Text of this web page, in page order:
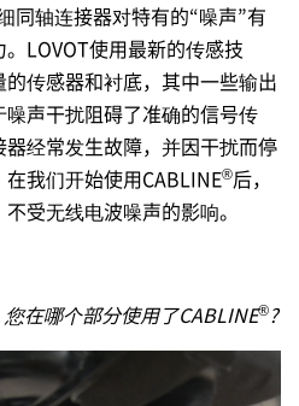
同轴连接器对特有的“噪声”有
LOVOT使用最新的传感技
传感器和衬底，其中一些输出
声干扰阻碍了准确的信号传
经常发生故障，并因干扰而停
我们开始使用CABLINE®后，
受无线电波噪声的影响。
在哪个部分使用了CABLINE®?